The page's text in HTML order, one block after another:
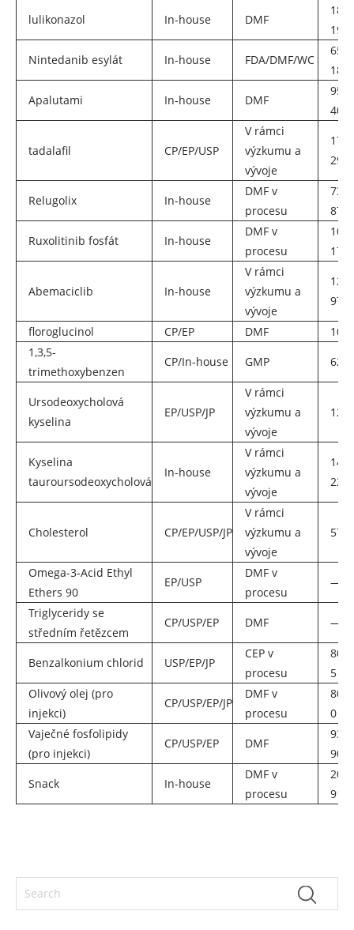
lulikonazol
In-house DMF
19-8
Nintedanib esylát
In-house FDA/DMF/WC
18-6
Apalutami
In-house DMF
40-8
tadalafil CP/EP/USP
V rámci
výzkumu a
vývoje
29-5
Relugolix In-house
DMF v
procesu
87-6
Ruxolitinib fosfát
In-house
DMF v
procesu
17-7
Abemaciclib In-house
V rámci
výzkumu a
vývoje
97-7
floroglucinol CP/EP DMF
1,3,5-
trimethoxybenzen
CP/In-house GMP
Ursodeoxycholová
kyselina
EP/USP/JP
V rámci
výzkumu a
vývoje
Kyselina
tauroursodeoxycholová
In-house
V rámci
výzkumu a
vývoje
22-2
Cholesterol CP/EP/USP/JP
V rámci
výzkumu a
vývoje
57-
Omega-3-Acid Ethyl
Ethers 90
EP/USP
DMF v
procesu
——
Triglyceridy se
středním řetězcem
CP/USP/EP DMF ——
Benzalkonium chlorid USP/EP/JP
CEP v
procesu
5
Olivový olej (pro
injekci)
CP/USP/EP/JP
DMF v
procesu
0
Vaječné fosfolipidy
(pro injekci)
CP/USP/EP DMF
90-6
Snack
In-house
DMF v
procesu
91-1